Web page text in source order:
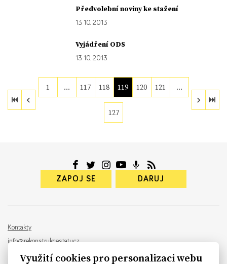
Předvolební noviny ke stažení
13. 10. 2013
Vyjádření ODS
13. 10. 2013
1 … 117 118 119 120 121 …
127
ZAPOJ SE DARUJ
Kontakty
info@rekonstrukcestatu.cz
Návrh a vývoj: Sinfin , ilustrace:
Využití cookies pro personalizaci webu